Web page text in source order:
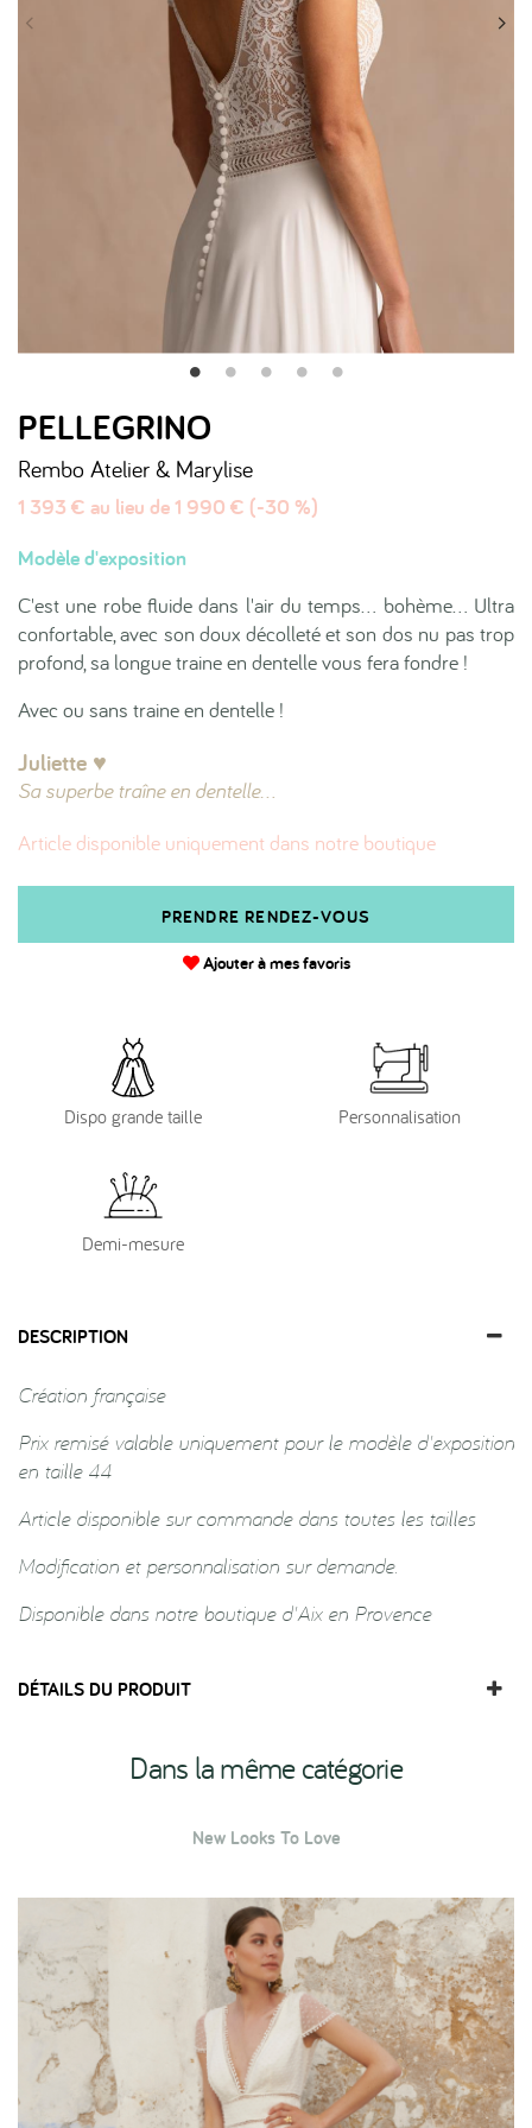
PELLEGRINO
Rembo Atelier & Marylise
1 393 € au lieu de 1 990 € (-30 %)
Modèle d'exposition
C'est une robe fluide dans l'air du temps... bohème... Ultra
confortable, avec son doux décolleté et son dos nu pas trop
profond, sa longue traine en dentelle vous fera fondre !
Avec ou sans traine en dentelle !
Juliette ♥︎
Sa superbe traîne en dentelle...
Article disponible uniquement dans notre boutique
PRENDRE RENDEZ-VOUS
Ajouter à mes favoris
Dispo grande taille Personnalisation
Demi-mesure
DESCRIPTION
Création française
Prix remisé valable uniquement pour le modèle d'exposition
en taille 44
Article disponible sur commande dans toutes les tailles
Modification et personnalisation sur demande.
Disponible dans notre boutique d'Aix en Provence
DÉTAILS DU PRODUIT
Dans la même catégorie
New Looks To Love